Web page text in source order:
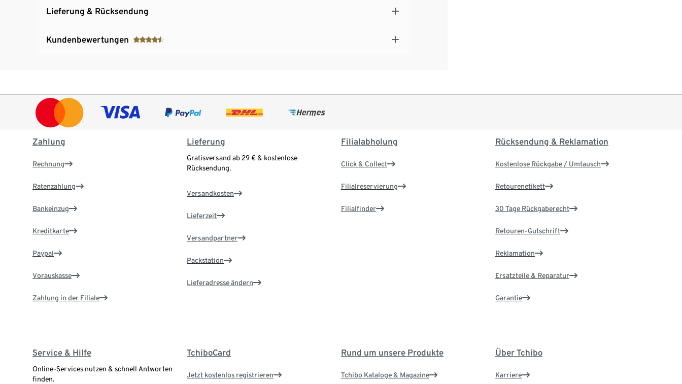
Lieferung & Rücksendung
Kundenbewertungen
Zahlung
Rechnung
Ratenzahlung
Bankeinzug
Kreditkarte
Paypal
Vorauskasse
Zahlung in der Filiale
Lieferung
Gratisversand ab 29 € & kostenlose
Rücksendung.
Versandkosten
Lieferzeit
Versandpartner
Packstation
Lieferadresse ändern
Filialabholung
Click & Collect
Filialreservierung
Filialfinder
Rücksendung & Reklamation
Kostenlose Rückgabe / Umtausch
Retourenetikett
30 Tage Rückgaberecht
Retouren-Gutschrift
Reklamation
Ersatzteile & Reparatur
Garantie
Service & Hilfe
Online-Services nutzen & schnell Antworten
finden.
TchiboCard
Jetzt kostenlos registrieren
Rund um unsere Produkte
Tchibo Kataloge & Magazine
Über Tchibo
Karriere